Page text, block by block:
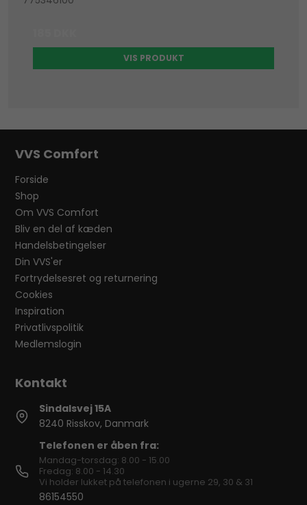
VIS PRODUKT
VVS Comfort
Forside
Shop
Om VVS Comfort
Bliv en del af kæden
Handelsbetingelser
Din VVS'er
Fortrydelsesret og returnering
Cookies
Inspiration
Privatlivspolitik
Medlemslogin
Sindalsvej 15A
8240 Risskov, Danmark
Telefonen er åben fra:
Mandag-torsdag: 8.00 - 15.00
Fredag: 8.00 - 14.30
Vi holder lukket på telefonen i ugerne 29, 30 & 31
86154550